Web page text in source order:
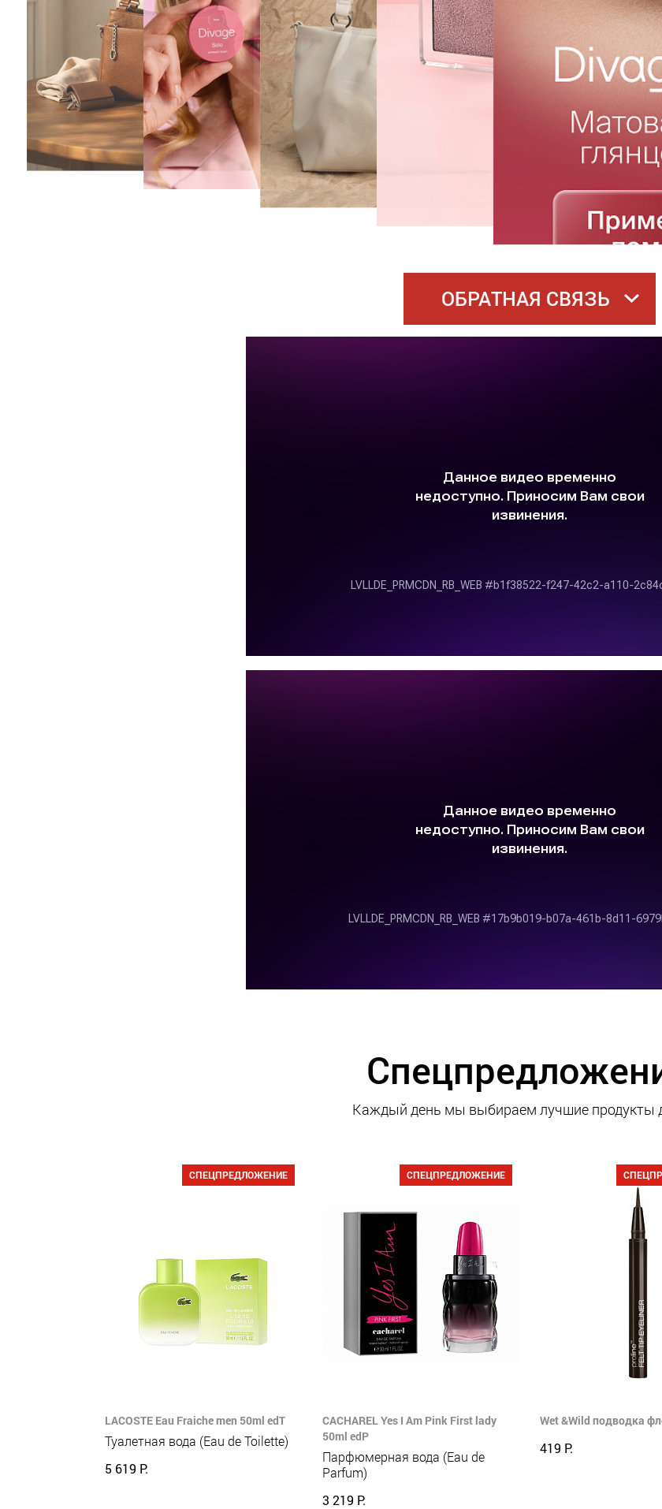
ОБРАТНАЯ СВЯЗЬ
Каждый день мы выбираем лучшие продукты
СПЕЦПРЕДЛОЖЕНИЕ
LACOSTE Eau Fraiche men 50ml edT
Туалетная вода (Eau de Toilette)
5 619 Р.
СПЕЦПРЕДЛОЖЕНИЕ
CACHAREL Yes I Am Pink First lady
50ml edP
Парфюмерная вода (Eau de
Parfum)
3 219 Р.
Wet &Wild подводка
419 Р.